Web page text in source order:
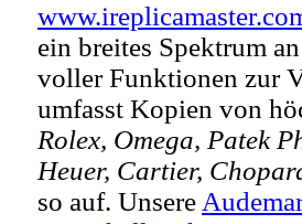
ein breites Spektrum
voller Funktionen zur
umfasst Kopien von
Rolex, Omega, Patek
Heuer, Cartier,
so auf. Unsere